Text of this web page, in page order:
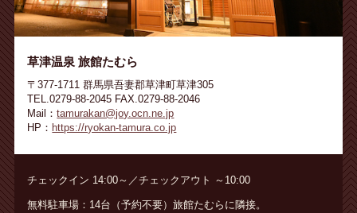
草津温泉 旅館たむら
〒377-1711 群馬県吾妻郡草津町草津305
TEL.0279-88-2045 FAX.0279-88-2046
Mail：tamurakan@joy.ocn.ne.jp
HP： https://ryokan-tamura.co.jp
チェックイン 14:00～／チェックアウト ～10:00
無料駐車場：14台（予約不要）旅館たむらに隣接。